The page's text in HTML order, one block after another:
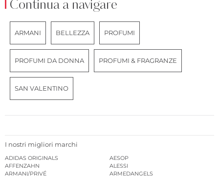
Continua a navigare
ARMANI BELLEZZA PROFUMI
PROFUMI DA DONNA PROFUMI & FRAGRANZE
SAN VALENTINO
I nostri migliori marchi
ADIDAS ORIGINALS
AESOP
AFFENZAHN
ALESSI
ARMANI/PRIVÉ
ARMEDANGELS